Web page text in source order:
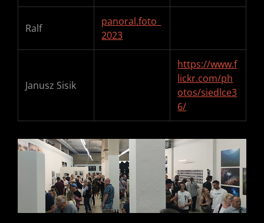
Ralf
panoral.foto_
2023
Janusz Sisik
https://www.f
lickr.com/ph
otos/siedlce3
6/